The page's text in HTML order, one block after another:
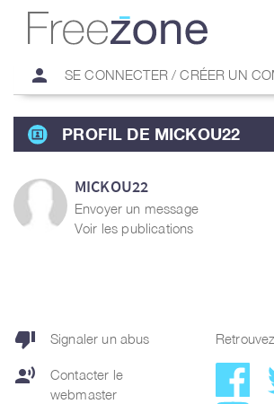
person SE CONNECTER / CRÉER UN
PROFIL DE MICKOU22
MICKOU22
Envoyer un message
Voir les publications
thumb_down Signaler un abus
record_voice_over
Contacter le
webmaster